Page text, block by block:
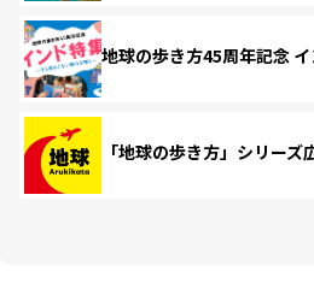
地球の歩き方45周年記念
「地球の歩き方」シリーズ